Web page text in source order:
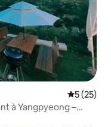
5 (25)
à Yangpyeong –